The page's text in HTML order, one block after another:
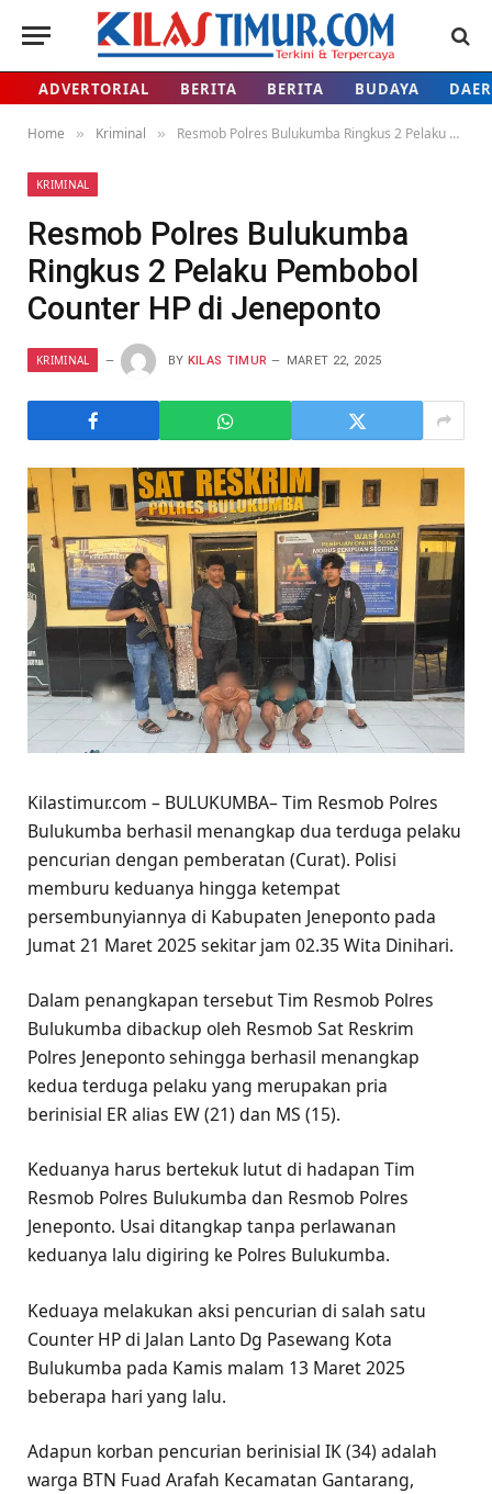
ADVERTORIAL BERITA BERITA BUDAYA
Home » Kriminal » Resmob Polres Bulukumba Ringkus 2 Pelaku Pembobol Counter HP di Jeneponto
KRIMINAL
Resmob Polres Bulukumba
Ringkus 2 Pelaku Pembobol
Counter HP di Jeneponto
KRIMINAL BY KILAS TIMUR MARET 22, 2025
Kilastimur.com – BULUKUMBA– Tim Resmob Polres
Bulukumba berhasil menangkap dua terduga pelaku
pencurian dengan pemberatan (Curat). Polisi
memburu keduanya hingga ketempat
persembunyiannya di Kabupaten Jeneponto pada
Jumat 21 Maret 2025 sekitar jam 02.35 Wita Dinihari.
Dalam penangkapan tersebut Tim Resmob Polres
Bulukumba dibackup oleh Resmob Sat Reskrim
Polres Jeneponto sehingga berhasil menangkap
kedua terduga pelaku yang merupakan pria
berinisial ER alias EW (21) dan MS (15).
Keduanya harus bertekuk lutut di hadapan Tim
Resmob Polres Bulukumba dan Resmob Polres
Jeneponto. Usai ditangkap tanpa perlawanan
keduanya lalu digiring ke Polres Bulukumba.
Keduaya melakukan aksi pencurian di salah satu
Counter HP di Jalan Lanto Dg Pasewang Kota
Bulukumba pada Kamis malam 13 Maret 2025
beberapa hari yang lalu.
Adapun korban pencurian berinisial IK (34) adalah
warga BTN Fuad Arafah Kecamatan Gantarang,